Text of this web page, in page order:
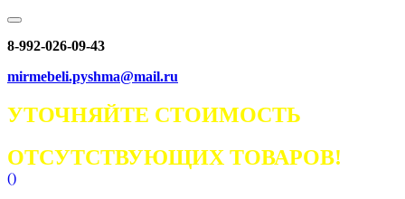
8-992-026-09-43
mirmebeli.pyshma@mail.ru
УТОЧНЯЙТЕ СТОИМОСТЬ
ОТСУТСТВУЮЩИХ ТОВАРОВ!
()